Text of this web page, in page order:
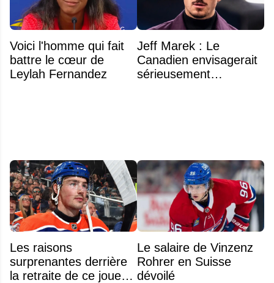
Voici l'homme qui fait
battre le cœur de
Leylah Fernandez
Jeff Marek : Le
Canadien envisagerait
sérieusement
Les raisons
surprenantes derrière
la retraite de ce joueur
Le salaire de Vinzenz
Rohrer en Suisse
dévoilé